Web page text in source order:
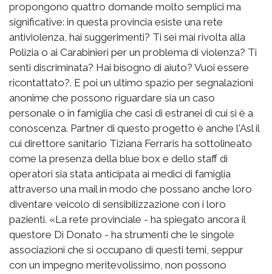
propongono quattro domande molto semplici ma
significative: in questa provincia esiste una rete
antiviolenza, hai suggerimenti? Ti sei mai rivolta alla
Polizia o ai Carabinieri per un problema di violenza? Ti
senti discriminata? Hai bisogno di aiuto? Vuoi essere
ricontattato?. E poi un ultimo spazio per segnalazioni
anonime che possono riguardare sia un caso
personale o in famiglia che casi di estranei di cui si è a
conoscenza. Partner di questo progetto è anche l'Asl il
cui direttore sanitario Tiziana Ferraris ha sottolineato
come la presenza della blue box e dello staff di
operatori sia stata anticipata ai medici di famiglia
attraverso una mail in modo che possano anche loro
diventare veicolo di sensibilizzazione con i loro
pazienti. «La rete provinciale - ha spiegato ancora il
questore Di Donato - ha strumenti che le singole
associazioni che si occupano di questi temi, seppur
con un impegno meritevolissimo, non possono